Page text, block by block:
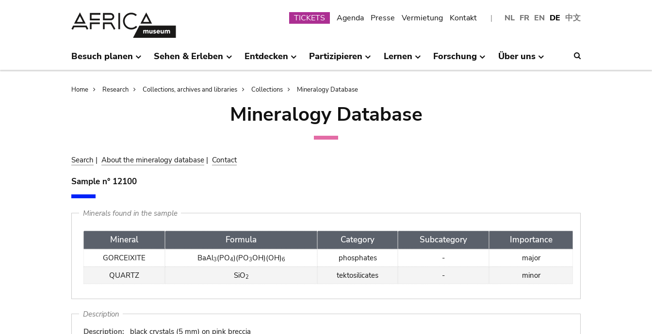
NL FR EN DE 中文
Submenu
TICKETS Agenda Presse Vermietung Kontakt
Besuch planen Sehen & Erleben Entdecken Partizipieren Lernen Forschung Über uns
Breadcrumb
Home Research Collections, archives and libraries Collections Mineralogy Database
Mineralogy Database
Search | About the mineralogy database | Contact
Sample n° 12100
Minerals found in the sample
Mineral Formula Category Subcategory Importance
GORCEIXITE BaAl3(PO4)(PO3OH)(OH)6 phosphates -
major
QUARTZ
SiO2 tektosilicates - minor
Description
Description:
black crystals (5 mm) on pink breccia